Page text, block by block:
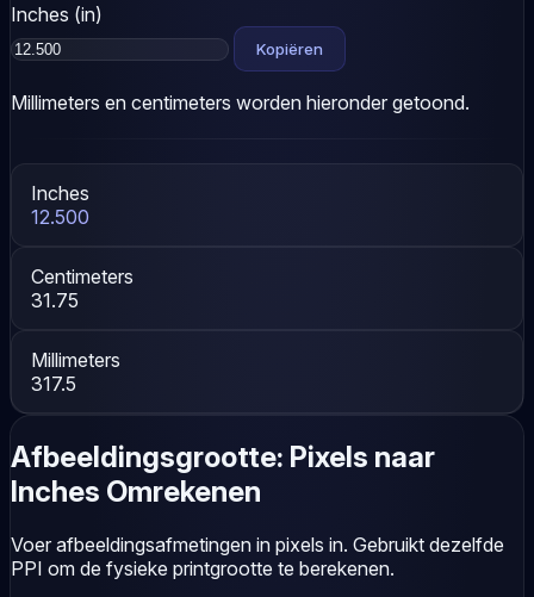
Inches (in)
Kopiëren
Millimeters en centimeters worden hieronder getoond.
Inches
12.500
Centimeters
31.75
Millimeters
317.5
Afbeeldingsgrootte: Pixels naar
Inches Omrekenen
Voer afbeeldingsafmetingen in pixels in. Gebruikt dezelfde
PPI om de fysieke printgrootte te berekenen.